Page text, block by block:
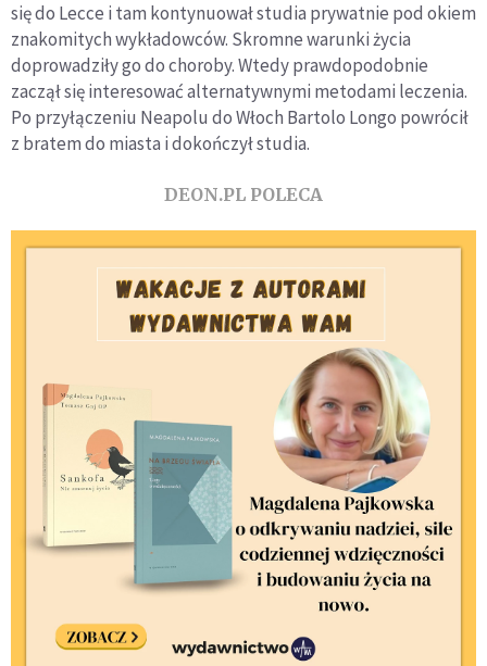
się do Lecce i tam kontynuował studia prywatnie pod okiem
znakomitych wykładowców. Skromne warunki życia
doprowadziły go do choroby. Wtedy prawdopodobnie
zaczął się interesować alternatywnymi metodami leczenia.
Po przyłączeniu Neapolu do Włoch Bartolo Longo powrócił
z bratem do miasta i dokończył studia.
DEON.PL POLECA